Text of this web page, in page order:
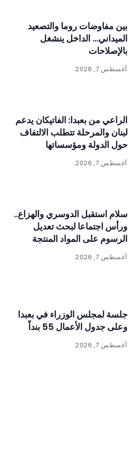
بين مفاوضات روما والتصعيد
الميداني… الداخل ينشغل
بالإصلاحات
أغسطس 7, 2026
الراعي من بعبدا: الفاتيكان يدعم
لبنان والمرحلة تتطلب الالتفاف
حول الدولة ومؤسساتها
أغسطس 7, 2026
سلام استقبل الدوسري والهزاع..
ورأس اجتماعا لبحث تعديل
الرسوم على المواد المنتجة
للنفايات
أغسطس 7, 2026
جلسة لمجلس الوزراء في بعبدا
وعلى جدول الأعمال 55 بنداً
أغسطس 7, 2026